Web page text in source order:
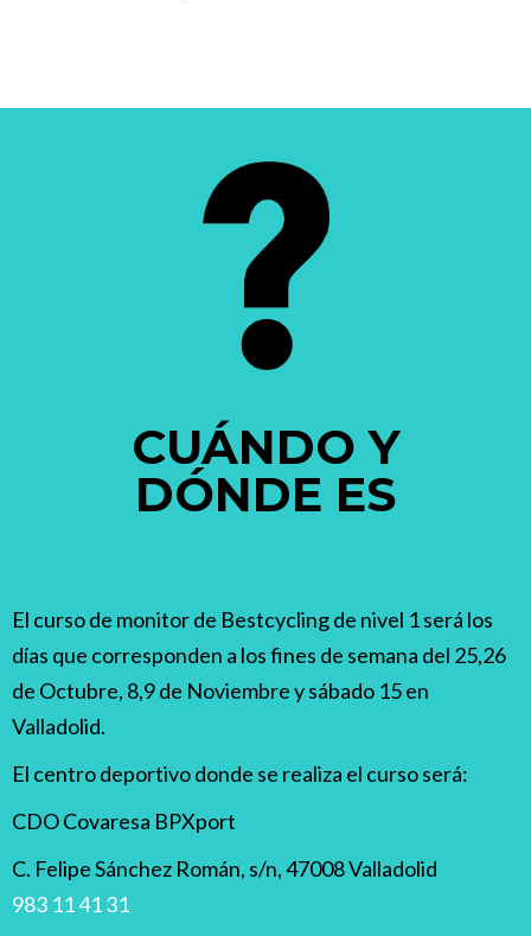
CUÁNDO Y
DÓNDE ES
El curso de monitor de Bestcycling de nivel 1 será los
días que corresponden a los fines de semana del 25,26
de Octubre, 8,9 de Noviembre y sábado 15 en
Valladolid.
El centro deportivo donde se realiza el curso será:
CDO Covaresa BPXport
C. Felipe Sánchez Román, s/n, 47008 Valladolid
983 11 41 31